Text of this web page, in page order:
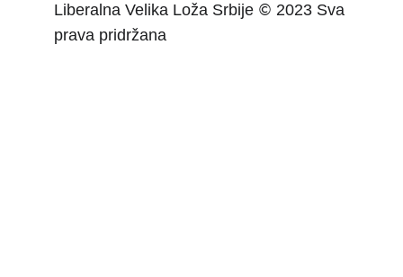
Liberalna Velika Loža Srbije © 2023 Sva
prava pridržana